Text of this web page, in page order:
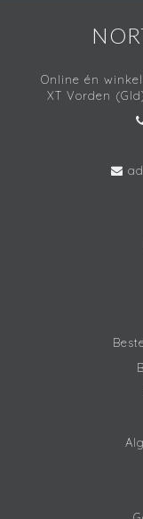
Online én
XT Vorden